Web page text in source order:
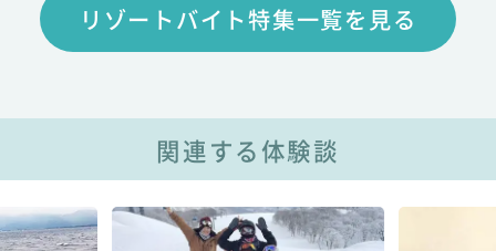
リゾートバイト特集一覧を見る
関連する体験談